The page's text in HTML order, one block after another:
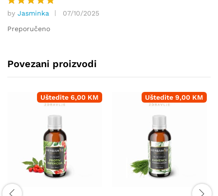
Ocjenjeno
5od 5
by Jasminka
07/10/2025
Preporučeno
Povezani proizvodi
Uštedite 6,00 KM Uštedite 9,00 KM